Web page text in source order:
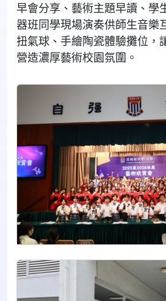
早會分享、藝術主題早讀、學
器班同學現場演奏供師生音樂
扭氣球、手繪陶瓷體驗攤位，
營造濃厚藝術校園氛圍。